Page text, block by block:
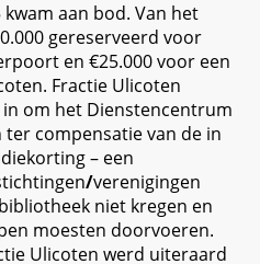
aan bod. Van het
gereserveerd voor
en €25.000 voor een
Fractie Ulicoten
om het Dienstencentrum
ter compensatie van de in
– een
/verenigingen
niet kregen en
moesten doorvoeren.
Ulicoten werd uiteraard